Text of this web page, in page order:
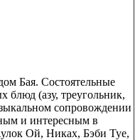
Бая. Состоятельные
блюд (азу, треугольник,
сопровождении
и интересным в
Ой, Никах, Бэби Туе,